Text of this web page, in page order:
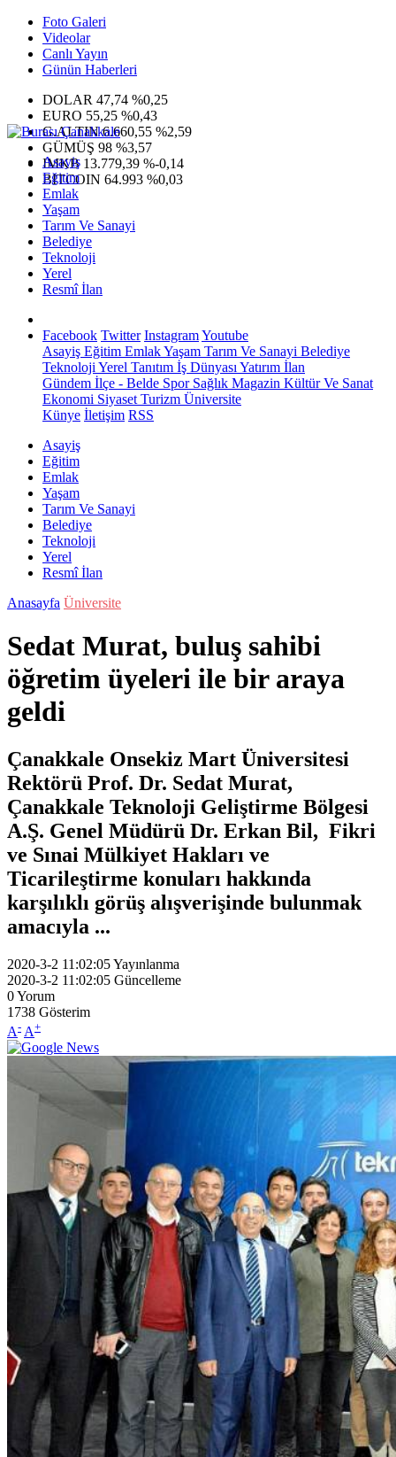
Foto Galeri
Videolar
Canlı Yayın
Günün Haberleri
DOLAR 47,74 %0,25
EURO 55,25 %0,43
G.ALTIN6.660,55 %2,59
GÜMÜŞ 98 %3,57
IMKB 13.779,39 %-0,14
BITCOIN 64.993 %0,03
Asayiş
Eğitim
Emlak
Yaşam
Tarım Ve Sanayi
Belediye
Teknoloji
Yerel
Resmî İlan
Facebook Twitter InstagramYoutube
Asayiş Eğitim EmlakYaşam Tarım Ve Sanayi Belediye
Teknoloji Yerel Tanıtım İş Dünyası Yatırım İlan
Gündem İlçe - Belde SporSağlık Magazin Kültür Ve Sanat
Ekonomi Siyaset Turizm Üniversite
Künye İletişim RSS
Asayiş
Eğitim
Emlak
Yaşam
Tarım Ve Sanayi
Belediye
Teknoloji
Yerel
Resmî İlan
Anasayfa Üniversite
Sedat Murat, buluş sahibi
öğretim üyeleri ile bir araya
geldi
Çanakkale Onsekiz Mart Üniversitesi
Rektörü Prof. Dr. Sedat Murat,
Çanakkale Teknoloji Geliştirme Bölgesi
A.Ş. Genel Müdürü Dr. Erkan Bil, Fikri
ve Sınai Mülkiyet Hakları ve
Ticarileştirme konuları hakkında
karşılıklı görüş alışverişinde bulunmak
amacıyla ...
2020-3-2 11:02:05Yayınlanma
2020-3-2 11:02:05 Güncelleme
0Yorum
1738 Gösterim
A- A+